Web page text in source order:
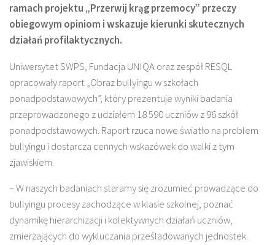
ramach projektu „Przerwij krąg przemocy” przeczy
obiegowym opiniom i wskazuje kierunki skutecznych
działań profilaktycznych.
Uniwersytet SWPS, Fundacja UNIQA oraz zespół RESQL
opracowały raport „Obraz bullyingu w szkołach
ponadpodstawowych”, który prezentuje wyniki badania
przeprowadzonego z udziałem 18 590 uczniów z 96 szkół
ponadpodstawowych. Raport rzuca nowe światło na problem
bullyingu i dostarcza cennych wskazówek do walki z tym
zjawiskiem.
– W naszych badaniach staramy się zrozumieć prowadzące do
bullyingu procesy zachodzące w klasie szkolnej, poznać
dynamikę hierarchizacji i kolektywnych działań uczniów,
zmierzających do wykluczania prześladowanych jednostek.